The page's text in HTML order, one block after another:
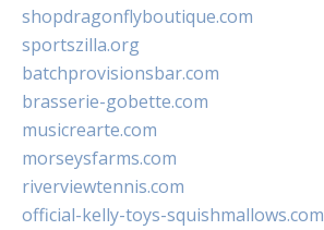
shopdragonflyboutique.com
sportszilla.org
batchprovisionsbar.com
brasserie-gobette.com
musicrearte.com
morseysfarms.com
riverviewtennis.com
official-kelly-toys-squishmallows.com